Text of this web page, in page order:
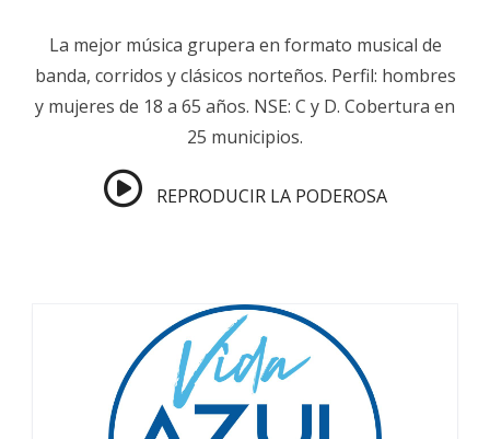
La mejor música grupera en formato musical de
banda, corridos y clásicos norteños. Perfil: hombres
y mujeres de 18 a 65 años. NSE: C y D. Cobertura en
25 municipios.
REPRODUCIR LA PODEROSA